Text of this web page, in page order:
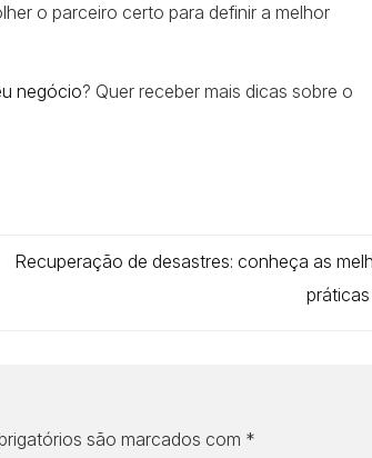
o parceiro certo para definir a melhor
negócio? Quer receber mais dicas sobre o
Recuperação de desastres: conheça as
práticas
são marcados com *